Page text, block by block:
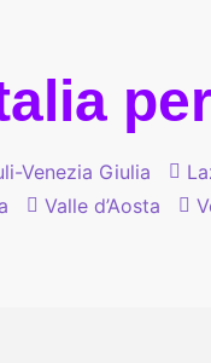
Venezia Giulia
Valle d’Aosta